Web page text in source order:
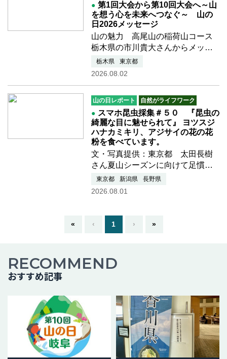
第1回大会から第10回大会へ～山
を想う心を未来へつなぐ～ 山の
日2026メッセージ
山の魅力 高尾山の稲荷山コース
栃木県の市川貴大さんからメッセ
ージをいただきました子供の頃は
喘息がひどく、外遊びができない
な」とずっと思っていました。…
つづきを読む
栃木県 東京都
2026.08.02
山の日レポート 自然がライフワーク
スマホ昆虫採集＃５０ 『昆虫の
綺麗な目に魅せられて』 ヨツスジ
ハナカミキリ、アジサイの花の花
粉を食べています。
文・写真提供：東京都 太田長樹
さん夏山シーズンに向けて足慣ら
しを兼ねて高尾山の稲荷山コース
経由で裏高尾の景信山を往復して
周辺にアジサイが沢山咲いて…つ
づきを読む
東京都 新潟県 長野県
2026.08.01
« ‹ 1 › »
RECOMMEND
おすすめ記事